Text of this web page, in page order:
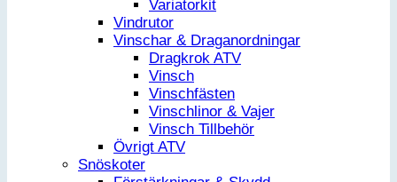
Variatorkit
Vindrutor
Vinschar & Draganordningar
Dragkrok ATV
Vinsch
Vinschfästen
Vinschlinor & Vajer
Vinsch Tillbehör
Övrigt ATV
Snöskoter